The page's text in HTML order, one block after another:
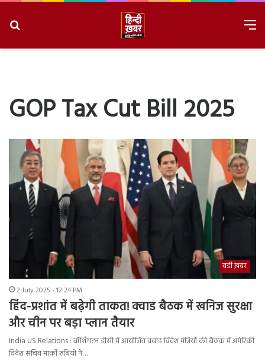
GOP Tax Cut Bill 2025
बड़ी ख़बर
2 July 2025 - 12:24 PM
हिंद-प्रशांत में बढ़ेगी ताकत! क्वाड बैठक में खनिज सुरक्षा
और चीन पर बड़ा प्लान तैयार
India US Relations : वॉशिंगटन डीसी में आयोजित क्वाड विदेश मंत्रियों की बैठक में अमेरिकी
विदेश सचिव मार्को रुबियो ने…